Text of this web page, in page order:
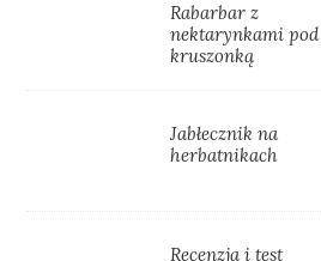
Rabarbar z
nektarynkami pod
kruszonką
Jabłecznik na
herbatnikach
Recenzja i test